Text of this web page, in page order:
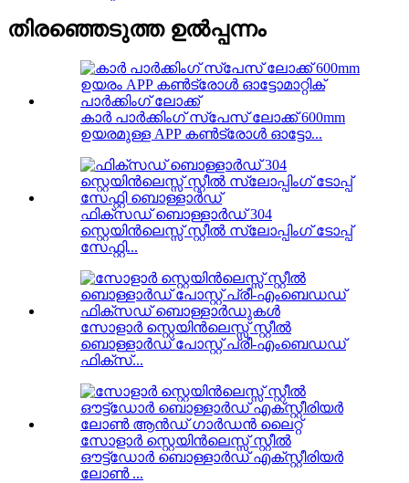
തിരഞ്ഞെടുത്ത ഉൽപ്പന്നം
കാർ പാർക്കിംഗ് സ്പേസ് ലോക്ക് 600mm
ഉയരമുള്ള APP കൺട്രോൾ ഓട്ടോ...
ഫിക്സഡ് ബൊള്ളാർഡ് 304
സ്റ്റെയിൻലെസ്സ് സ്റ്റീൽ സ്ലോപ്പിംഗ് ടോപ്പ്
സേഫ്റ്റി...
സോളാർ സ്റ്റെയിൻലെസ്സ് സ്റ്റീൽ
ബൊള്ളാർഡ് പോസ്റ്റ് പ്രീ-എംബെഡഡ്
ഫിക്സ്...
സോളാർ സ്റ്റെയിൻലെസ്സ് സ്റ്റീൽ
ഔട്ട്‌ഡോർ ബൊള്ളാർഡ് എക്സ്റ്റീരിയർ
ലോൺ ...